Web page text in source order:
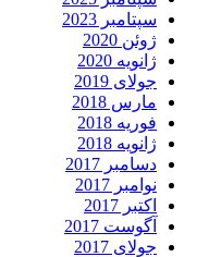
سپتامبر 2023
ژوئن 2020
ژانویه 2020
جولای 2019
مارس 2018
فوریه 2018
ژانویه 2018
دسامبر 2017
نوامبر 2017
اکتبر 2017
آگوست 2017
جولای 2017